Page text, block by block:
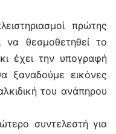
πρώτης
να θεσμοθετηθεί το
έχει την υπογραφή
ξαναδούμε εικόνες
του ανάπηρου
συντελεστή για